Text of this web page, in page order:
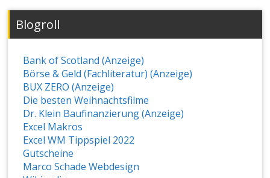
Blogroll
Bank of Scotland (Anzeige)
Börse & Geld (Fachliteratur) (Anzeige)
BUX ZERO (Anzeige)
Die besten Weihnachtsfilme
Dr. Klein Baufinanzierung (Anzeige)
Excel Makros
Excel WM Tippspiel 2022
Gutscheine
Marco Schade Webdesign